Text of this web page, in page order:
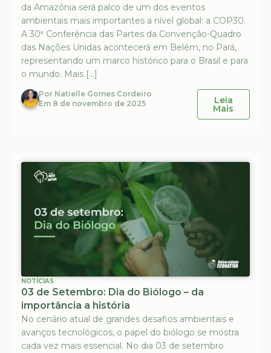
da Amazônia será palco de um dos eventos
ambientais mais importantes a nível global: a COP30.
A 30ª Conferência das Partes da Convenção-Quadro
das Nações Unidas acontecerá em Belém, no Pará,
representando um marco histórico para o Brasil e para
o mundo. Mais […]
Por Natielle Gomes Cordeiro
Em 8 de novembro de 2025 Leia
Mais
NOTÍCIAS
03 de Setembro: Dia do Biólogo – da
importância a história
No cenário atual de grandes desafios ambientais e
avanços tecnológicos, o papel do biólogo se mostra
cada vez mais essencial. No dia 03 de setembro